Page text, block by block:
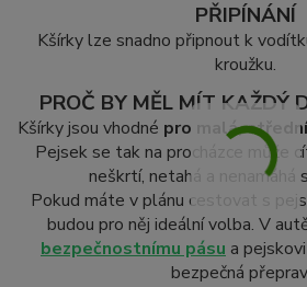
PŘIPÍNÁNÍ
Kšírky lze snadno připnout k
kroužku.
PROČ BY MĚL MÍT KAŽDÝ
Kšírky jsou vhodné pro malá,
Pejsek se tak na procházce může
neškrtí, netahá a nenamáhá
Pokud máte v plánu cestovat s
budou pro něj ideální volba. V
bezpečnostnímu pásua
bezpečná